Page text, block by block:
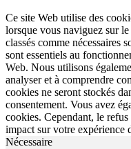
Ce site Web utilise des
lorsque vous naviguez sur
classés comme nécessaires
sont essentiels au
Web. Nous utilisons
analyser et à comprendre
cookies ne seront stockés
consentement. Vous avez
cookies. Cependant, le
impact sur votre expérience
Nécessaire